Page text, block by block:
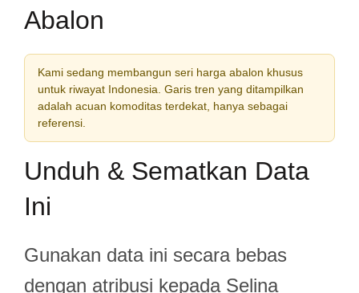
Abalon
Kami sedang membangun seri harga abalon khusus
untuk riwayat Indonesia. Garis tren yang ditampilkan
adalah acuan komoditas terdekat, hanya sebagai
referensi.
Unduh & Sematkan Data
Ini
Gunakan data ini secara bebas
dengan atribusi kepada Selina